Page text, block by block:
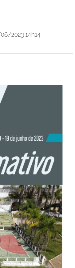
2023 14h14